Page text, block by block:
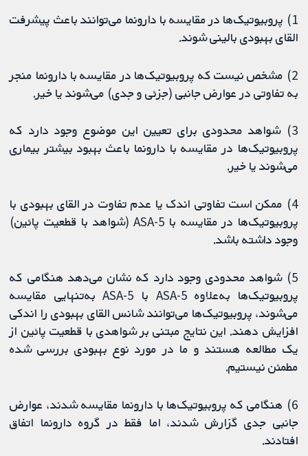
1) پروبیوتیک‌ها در مقایسه با دارونما می‌توانند باعث پیشرفت
القای بهبودی بالینی شوند.
2) مشخص نیست که پروبیوتیک‌ها در مقایسه با دارونما منجر
به تفاوتی در عوارض جانبی (جزئی و جدی) می‌شوند یا خیر.
3) شواهد محدودی برای تعیین این موضوع وجود دارد که
پروبیوتیک‌ها در مقایسه با دارونما باعث بهبود بیشتر بیماری
می‌شوند یا خیر.
4) ممکن است تفاوتی اندک یا عدم تفاوت در القای بهبودی با
پروبیوتیک‌ها در مقایسه با 5-ASA (شواهد با قطعیت پائین)
وجود داشته باشد.
5) شواهد محدودی وجود دارد كه نشان می‌دهد هنگامی كه
پروبیوتیک‌ها به‌علاوه 5-ASA با 5-ASA به‌تنهایی مقایسه
می‌شوند، پروبیوتیک‏‌ها می‌توانند شانس القای بهبودی را اندکی
افزایش دهند. این نتایج مبتنی بر شواهدی با قطعیت پائین از
یک مطالعه هستند و ما در مورد نوع بهبودی بررسی شده
مطمئن نیستیم.
6) هنگامی که پروبیوتیک‌ها با دارونما مقایسه شدند، عوارض
جانبی جدی گزارش شدند، اما فقط در گروه دارونما اتفاق
افتادند.